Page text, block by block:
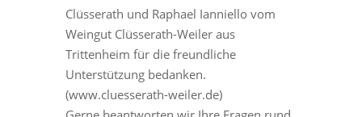
Clüsserath und Raphael Ianniello vom
Weingut Clüsserath-Weiler aus
Trittenheim für die freundliche
Unterstützung bedanken.
(www.cluesserath-weiler.de)